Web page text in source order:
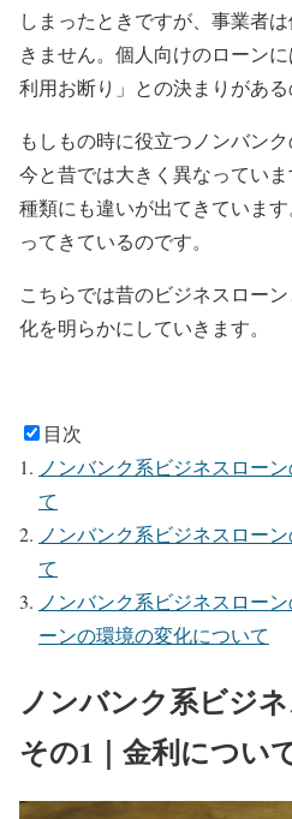
しまったときですが、事業者
きません。個人向けのローン
利用お断り」との決まりがある
もしもの時に役立つノンバン
今と昔では大きく異なってい
種類にも違いが出てきていま
ってきているのです。
こちらでは昔のビジネスロー
化を明らかにしていきます。
目次
ノンバンク系ビジネスロー
て
ノンバンク系ビジネスロー
て
ノンバンク系ビジネスロー
ーンの環境の変化について
ノンバンク系ビジ
その1｜金利につい